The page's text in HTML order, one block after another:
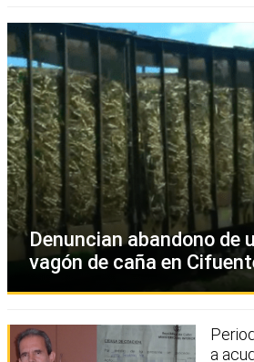
Denuncian abandono de
vagón de caña en
a